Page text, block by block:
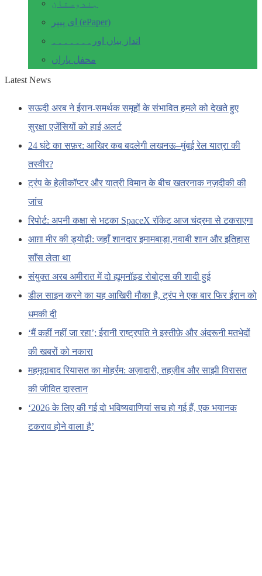
ہندوستان
ای پیپر (ePaper)
انداز بیاں اور۔۔۔۔۔۔۔
محفل یاراں
Latest News
सऊदी अरब ने ईरान-समर्थक समूहों के संभावित हमले को देखते हुए
सुरक्षा एजेंसियों को हाई अलर्ट
24 घंटे का सफ़र: आखिर कब बदलेगी लखनऊ–मुंबई रेल यात्रा की
तस्वीर?
ट्रंप के हेलीकॉप्टर और यात्री विमान के बीच खतरनाक नज़दीकी की
जांच
रिपोर्ट: अपनी कक्षा से भटका SpaceX रॉकेट आज चंद्रमा से टकराएगा
आग़ा मीर की ड्योढ़ी: जहाँ शानदार इमामबाड़ा,नवाबी शान और इतिहास
साँस लेता था
संयुक्त अरब अमीरात में दो ह्यूमनॉइड रोबोट्स की शादी हुई
डील साइन करने का यह आखिरी मौका है, ट्रंप ने एक बार फिर ईरान को
धमकी दी
‘मैं कहीं नहीं जा रहा’; ईरानी राष्ट्रपति ने इस्तीफ़े और अंदरूनी मतभेदों
की खबरों को नकारा
महमूदाबाद रियासत का मोहर्रम: अज़ादारी, तहज़ीब और साझी विरासत
की जीवित दास्तान
‘2026 के लिए की गई दो भविष्यवाणियां सच हो गई हैं, एक भयानक
टकराव होने वाला है’